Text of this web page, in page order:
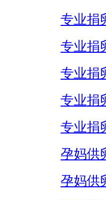
专业捐
专业捐
专业捐
专业捐
专业捐
孕妈供
孕妈供